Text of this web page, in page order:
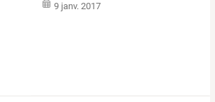
9 janv. 2017